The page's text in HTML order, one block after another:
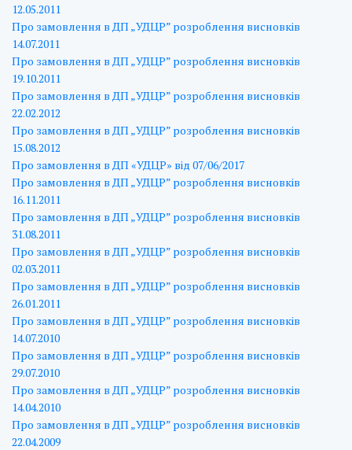
12.05.2011
Про замовлення в ДП „УДЦР” розроблення висновків
14.07.2011
Про замовлення в ДП „УДЦР” розроблення висновків
19.10.2011
Про замовлення в ДП „УДЦР” розроблення висновків
22.02.2012
Про замовлення в ДП „УДЦР” розроблення висновків
15.08.2012
Про замовлення в ДП «УДЦР» від 07/06/2017
Про замовлення в ДП „УДЦР” розроблення висновків
16.11.2011
Про замовлення в ДП „УДЦР” розроблення висновків
31.08.2011
Про замовлення в ДП „УДЦР” розроблення висновків
02.03.2011
Про замовлення в ДП „УДЦР” розроблення висновків
26.01.2011
Про замовлення в ДП „УДЦР” розроблення висновків
14.07.2010
Про замовлення в ДП „УДЦР” розроблення висновків
29.07.2010
Про замовлення в ДП „УДЦР” розроблення висновків
14.04.2010
Про замовлення в ДП „УДЦР” розроблення висновків
22.04.2009